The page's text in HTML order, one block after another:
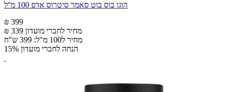
הוגו בוס בוט סאמר סיטרוס אדפ 100 מ''ל
₪ 399
₪ 339 מחיר לחברי מועדון
מחיר ל100 מ"ל: 399 ש"ח
הנחה לחברי מועדון 15%